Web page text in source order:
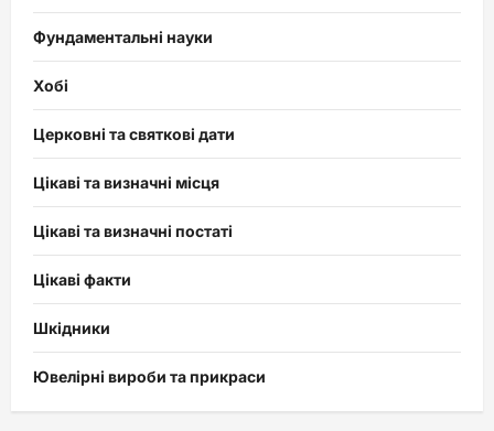
Фундаментальні науки
Хобі
Церковні та святкові дати
Цікаві та визначні місця
Цікаві та визначні постаті
Цікаві факти
Шкідники
Ювелірні вироби та прикраси